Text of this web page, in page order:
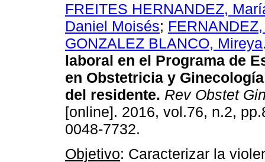
FREITES HERNANDEZ,
Daniel Moisés;
GONZALEZ BLANCO, Mireya
laboral en el Programa de
en Obstetricia y Ginecología
del residente. Rev Obstet
[online]. 2016, vol.76, n.2,
0048-7732.
Objetivo: Caracterizar la